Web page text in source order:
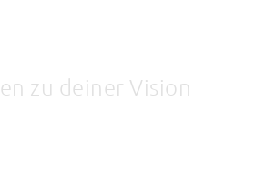
zu deiner Vision